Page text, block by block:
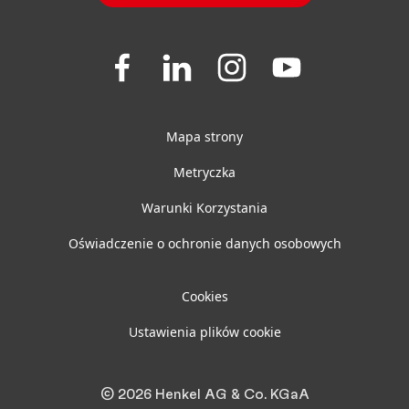
Join
Join
on
Join
on
Join
us
Mapa strony
Metryczka
Warunki Korzystania
Oświadczenie o ochronie danych osobowych
Cookies
Ustawienia plików cookie
© 2026 Henkel AG & Co. KGaA